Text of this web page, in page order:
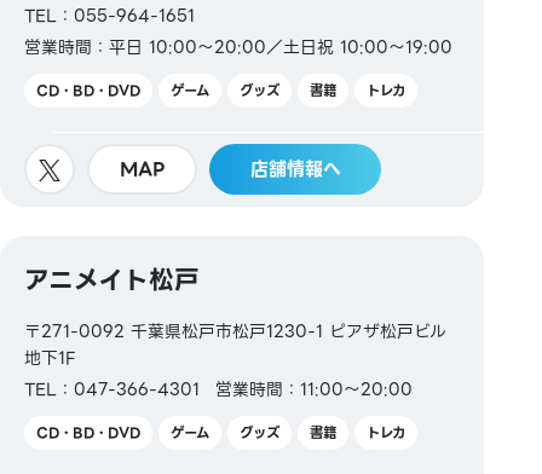
TEL：055-964-1651
営業時間：平日 10:00～20:00／土日祝 10:00～19:00
CD・BD・DVD ゲーム グッズ 書籍 トレカ
MAP 店舗情報へ
アニメイト松戸
〒271-0092 千葉県松戸市松戸1230-1 ピアザ松戸ビル
地下1F
TEL：047-366-4301
営業時間：11:00～20:00
CD・BD・DVD ゲーム グッズ 書籍 トレカ